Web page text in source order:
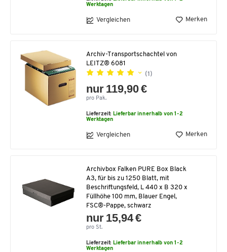
Werktagen
Vergleichen Merken
Archiv-Transportschachtel von
LEITZ® 6081
(1)
nur 119,90 €
pro Pak.
Lieferzeit: Lieferbar innerhalb von 1-2
Werktagen
Vergleichen Merken
Archivbox Falken PURE Box Black
A3, für bis zu 1250 Blatt, mit
Beschriftungsfeld, L 440 x B 320 x
Füllhöhe 100 mm, Blauer Engel,
FSC®-Pappe, schwarz
nur 15,94 €
pro St.
Lieferzeit: Lieferbar innerhalb von 1-2
Werktagen